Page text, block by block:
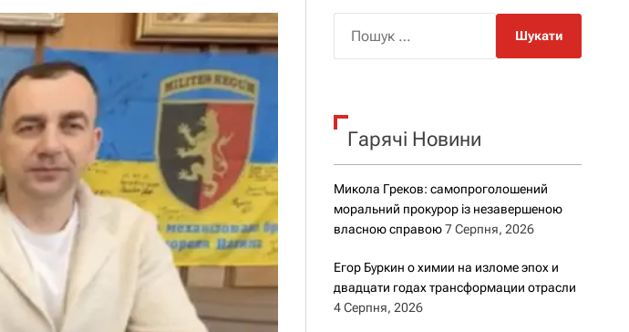
о
у
к
Гарячі Новини
Микола Греков: самопроголошений
моральний прокурор із незавершеною
власною справою 7 Серпня, 2026
Егор Буркин о химии на изломе эпох и
двадцати годах трансформации отрасли
4 Серпня, 2026